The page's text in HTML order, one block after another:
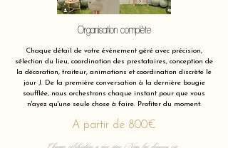
Organisation complète
Chaque détail de votre événement géré avec précision,
sélection du lieu, coordination des prestataires, conception de
la décoration, traiteur, animations et coordination discrète le
jour J. De la première conversation à la dernière bougie
soufflée, nous orchestrons chaque instant pour que vous
n'ayez qu'une seule chose à faire. Profiter du moment.
A partir de 800€